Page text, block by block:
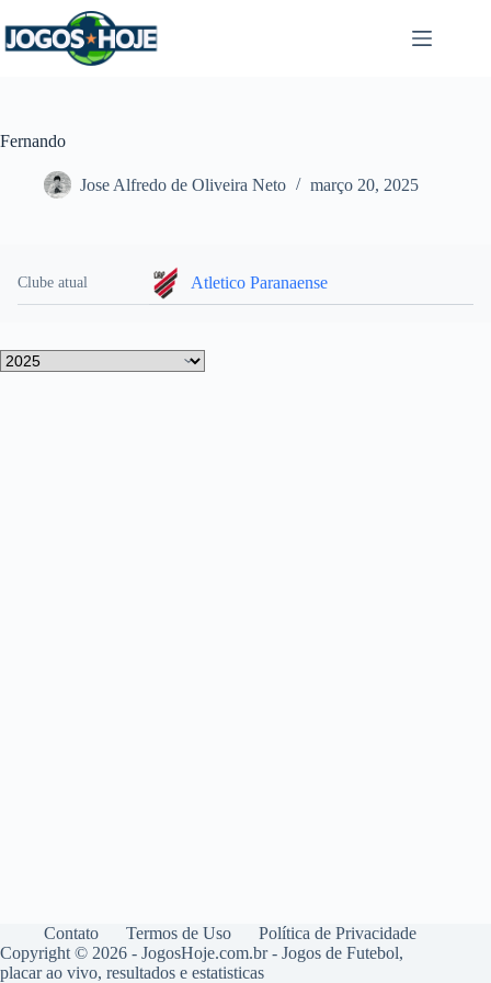
para
o
Fernando
Jose Alfredo de Oliveira Neto março 20, 2025
Clube atual Atletico Paranaense
Contato Termos de Uso
Política de Privacidade
Copyright © 2026 - JogosHoje.com.br - Jogos de Futebol,
placar ao vivo, resultados e estatisticas